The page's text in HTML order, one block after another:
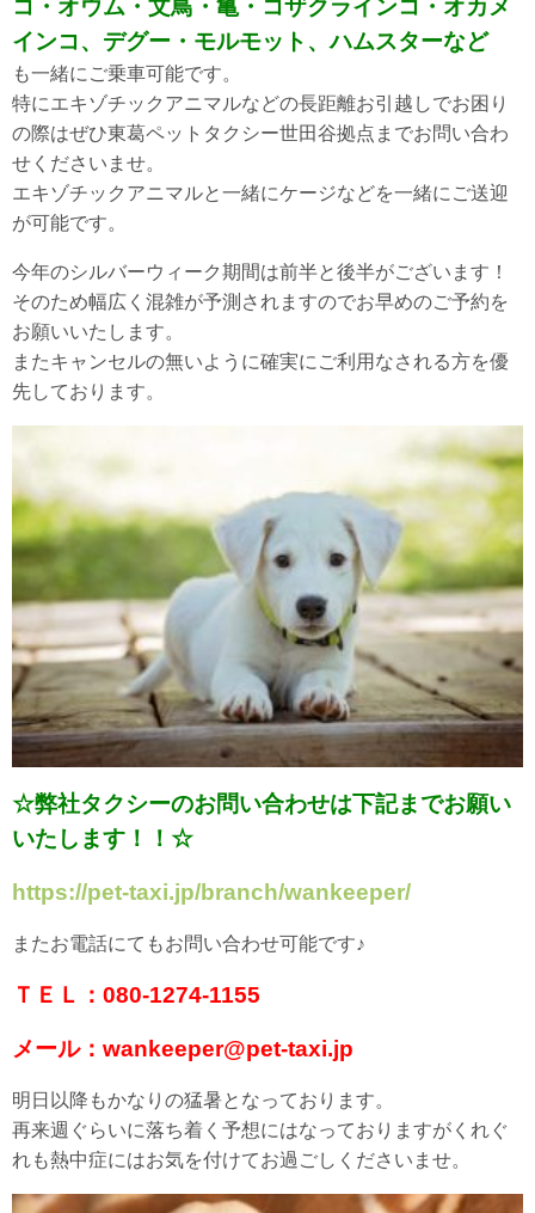
コ・オウム・文鳥・亀・コザクラインコ・オカメ
インコ、デグー・モルモット、ハムスターなど
も一緒にご乗車可能です。
特にエキゾチックアニマルなどの長距離お引越しでお困り
の際はぜひ東葛ペットタクシー世田谷拠点までお問い合わ
せくださいませ。
エキゾチックアニマルと一緒にケージなどを一緒にご送迎
が可能です。
今年のシルバーウィーク期間は前半と後半がございます！
そのため幅広く混雑が予測されますのでお早めのご予約を
お願いいたします。
またキャンセルの無いように確実にご利用なされる方を優
先しております。
☆弊社タクシーのお問い合わせは下記までお願い
いたします！！☆
https://pet-taxi.jp/branch/wankeeper/
またお電話にてもお問い合わせ可能です♪
ＴＥＬ：080-1274-1155
メール：wankeeper@pet-taxi.jp
明日以降もかなりの猛暑となっております。
再来週ぐらいに落ち着く予想にはなっておりますがくれぐ
れも熱中症にはお気を付けてお過ごしくださいませ。